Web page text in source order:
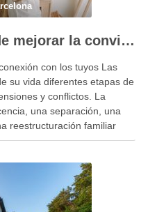
¿De qué forma puede mejorar la convivencia la terapia familiar?
con los tuyos Las
su vida diferentes etapas de
y conflictos. La
una separación, una
reestructuración familiar
…